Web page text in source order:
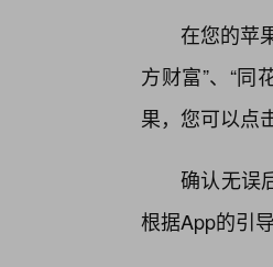
在您的苹
方财富”、“同
果，您可以点
确认无误
根据App的引